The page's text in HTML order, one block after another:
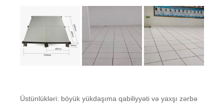
Üstünlükləri: böyük yükdaşıma qabiliyyəti və yaxşı zərbə